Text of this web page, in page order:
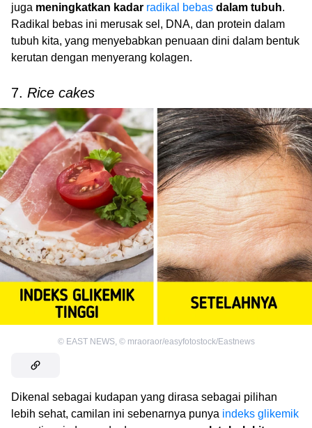
juga meningkatkan kadar radikal bebas dalam tubuh.
Radikal bebas ini merusak sel, DNA, dan protein dalam
tubuh kita, yang menyebabkan penuaan dini dalam bentuk
kerutan dengan menyerang kolagen.
7. Rice cakes
© EAST NEWS, © mraoraor/easyfotostock/Eastnews
Dikenal sebagai kudapan yang dirasa sebagai pilihan
lebih sehat, camilan ini sebenarnya punya indeks glikemik